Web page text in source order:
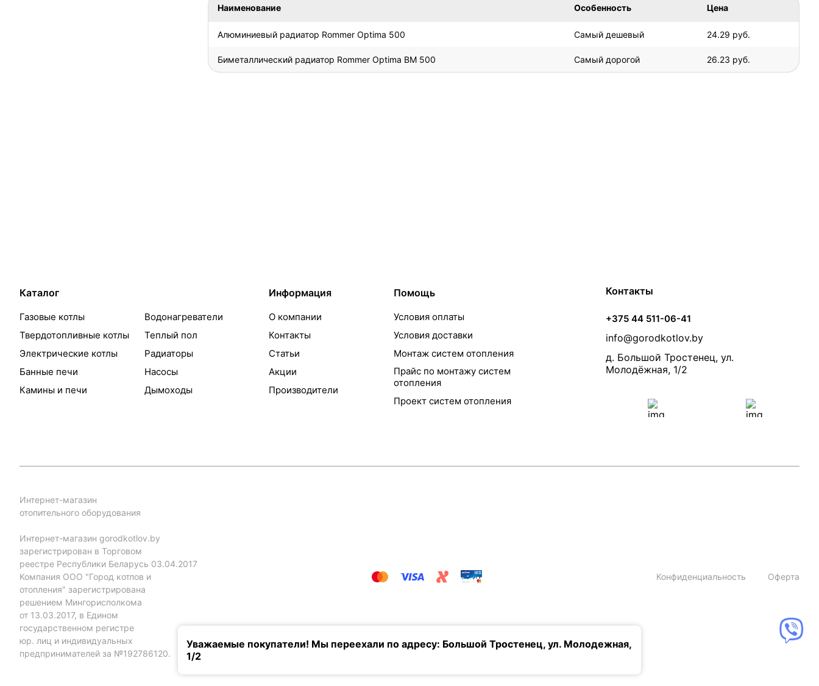
Наименование Особенность Цена
Алюминиевый радиатор Rommer Optima 500 Самый дешевый 24.29 руб.
Биметаллический радиатор Rommer Optima BM 500 Самый дорогой 26.23 руб.
Каталог
Газовые котлы
Твердотопливные котлы
Электрические котлы
Банные печи
Камины и печи
Водонагреватели
Теплый пол
Радиаторы
Насосы
Дымоходы
Информация
О компании
Контакты
Статьи
Акции
Производители
Помощь
Условия оплаты
Условия доставки
Монтаж систем отопления
Прайс по монтажу систем
отопления
Проект систем отопления
Контакты
+375 44 511-06-41
info@gorodkotlov.by
д. Большой Тростенец, ул.
Молодёжная, 1/2
Интернет-магазин
отопительного оборудования
Интернет-магазин gorodkotlov.by
зарегистрирован в Торговом
реестре Республики Беларусь 03.04.2017
Компания ООО "Город котлов и
отопления" зарегистрирована
решением Мингорисполкома
от 13.03.2017, в Едином
государственном регистре
юр. лиц и индивидуальных
предпринимателей за №192786120.
Конфиденциальность Оферта
Уважаемые покупатели! Мы переехали по адресу: Большой Тростенец, ул. Молодежная,
1/2